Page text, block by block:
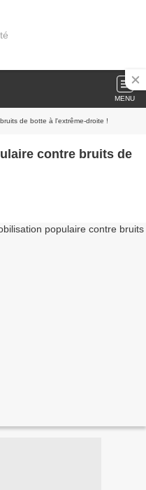
MENU
de botte à l'extrême-droite !
contre bruits de